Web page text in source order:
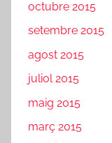
octubre 2015
setembre 2015
agost 2015
juliol 2015
maig 2015
març 2015